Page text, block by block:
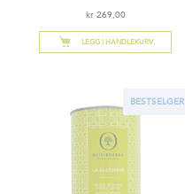
kr 269,00
LEGG I HANDLEKURV
BESTSELGER